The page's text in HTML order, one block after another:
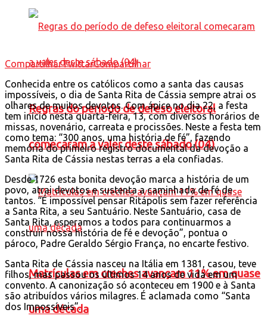
Regras do período de defeso eleitoral
comecaram a valer deste sábado (04)
Matrículas em creches avançam 11% em quase
uma década
CompartilharTwittarCompartilhar
Conhecida entre os católicos como a santa das causas
impossíveis, o dia de Santa Rita de Cássia sempre atrai os
olhares de muitos devotos. Com ápice no dia 22, a festa
tem início nesta quarta-feira, 13, com diversos horários de
missas, novenário, carreata e procissões. Neste a festa tem
como tema: “300 anos, uma história de fé”, fazendo
memória do primeiro registro documental da devoção a
Santa Rita de Cássia nestas terras a ela confiadas.
Desde 1726 esta bonita devoção marca a história de um
povo, atrai devotos e sustenta a caminhada de fé de
tantos. “É impossível pensar Ritápolis sem fazer referência
a Santa Rita, a seu Santuário. Neste Santuário, casa de
Santa Rita, esperamos a todos para continuarmos a
construir nossa história de fé e devoção”, pontua o
pároco, Padre Geraldo Sérgio França, no encarte festivo.
Santa Rita de Cássia nasceu na Itália em 1381, casou, teve
filhos, mas passou os últimos 14 anos de vida em um
convento. A canonização só aconteceu em 1900 e à Santa
são atribuídos vários milagres. É aclamada como “Santa
dos Impossíveis”.